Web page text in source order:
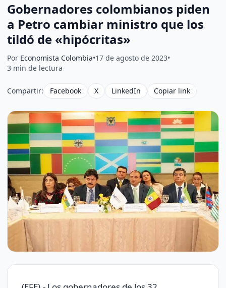
Gobernadores colombianos piden
a Petro cambiar ministro que los
tildó de «hipócritas»
Por Economista Colombia•17 de agosto de 2023•
3 min de lectura
Compartir: Facebook X LinkedIn Copiar link